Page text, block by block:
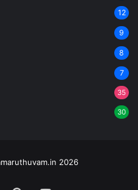
12
9
8
7
35
30
2026